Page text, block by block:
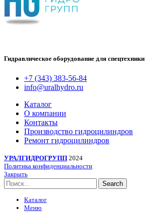
Гидравлическое оборудование для спецтехники
+7 (343) 383-56-84
info@uralhydro.ru
Каталог
О компании
Контакты
Производство гидроцилиндров
Ремонт гидроцилиндров
УРАЛГИДРОГРУПП 2024
Политика конфиденциальности
Закрыть
Search
Каталог
Меню